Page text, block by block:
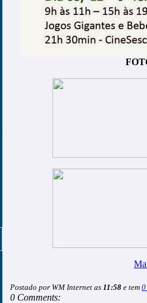
Postado por WM Internet as 11:58 e tem 0
0 Comments: